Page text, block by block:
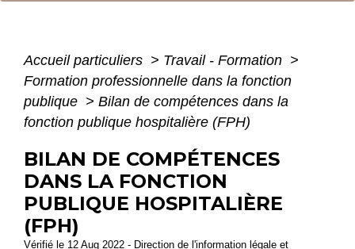
Accueil particuliers > Travail - Formation >
Formation professionnelle dans la fonction
publique > Bilan de compétences dans la
fonction publique hospitalière (FPH)
BILAN DE COMPÉTENCES
DANS LA FONCTION
PUBLIQUE HOSPITALIÈRE
(FPH)
Vérifié le 12 Aug 2022 - Direction de l'information légale et